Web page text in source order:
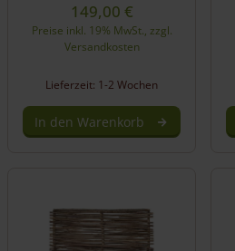
149,00 €
Preise inkl. 19% MwSt., zzgl.
Versandkosten
Lieferzeit: 1-2 Wochen
In den Warenkorb